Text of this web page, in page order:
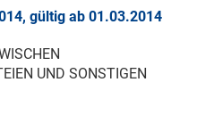
gültig ab 01.03.2014
UND SONSTIGEN